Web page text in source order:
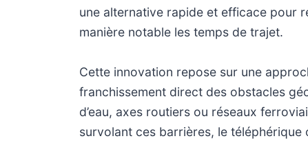
une alternative rapide et efficace pour
manière notable les temps de trajet.
Cette innovation repose sur une
franchissement direct des obstacles
d’eau, axes routiers ou réseaux
survolant ces barrières, le